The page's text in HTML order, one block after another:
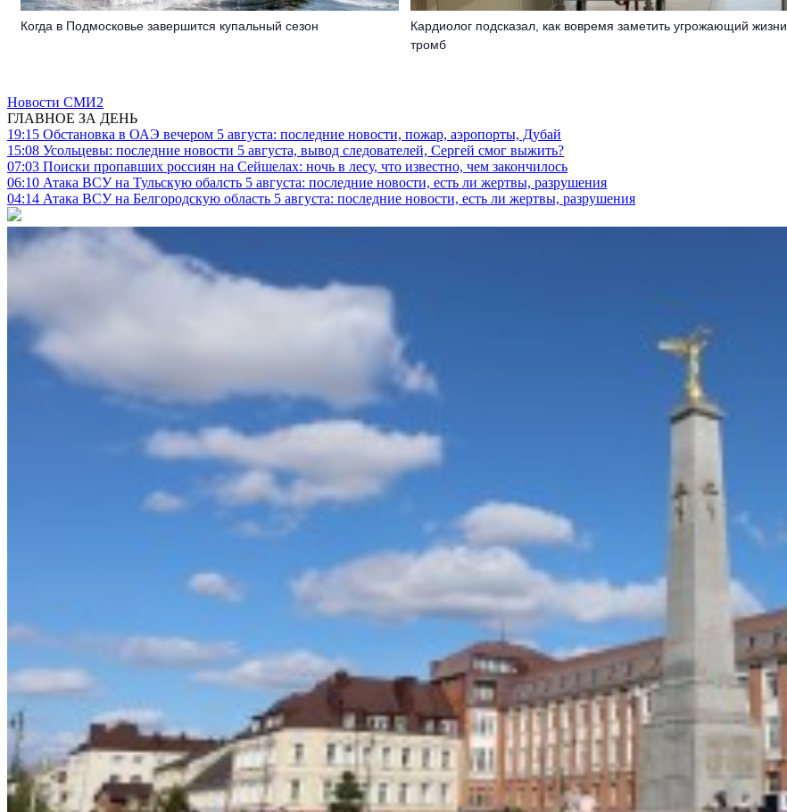
Когда в Подмосковье завершится купальный сезон
Кардиолог подсказал, как вовремя заметить угрожающий жизни
тромб
Новости СМИ2
ГЛАВНОЕ ЗА ДЕНЬ
19:15 Обстановка в ОАЭ вечером 5 августа: последние новости, пожар, аэропорты, Дубай
15:08 Усольцевы: последние новости 5 августа, вывод следователей, Сергей смог выжить?
07:03 Поиски пропавших россиян на Сейшелах: ночь в лесу, что известно, чем закончилось
06:10 Атака ВСУ на Тульскую обалсть 5 августа: последние новости, есть ли жертвы, разрушения
04:14 Атака ВСУ на Белгородскую область 5 августа: последние новости, есть ли жертвы, разрушения